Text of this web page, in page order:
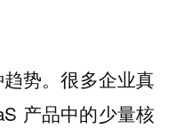
势。很多企业真
产品中的少量核